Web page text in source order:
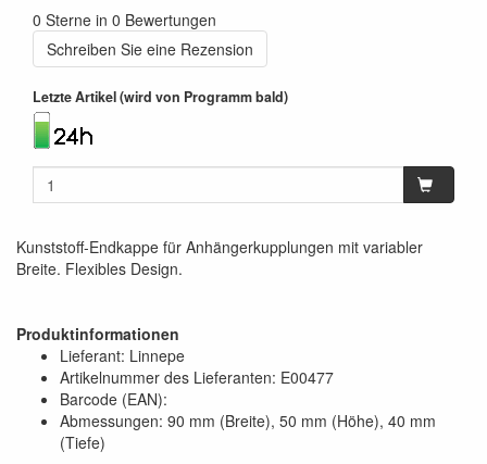
0 Sterne in 0 Bewertungen
Schreiben Sie eine Rezension
Letzte Artikel (wird von Programm bald)
Kunststoff-Endkappe für Anhängerkupplungen mit variabler
Breite. Flexibles Design.
Produktinformationen
Lieferant: Linnepe
Artikelnummer des Lieferanten: E00477
Barcode (EAN):
Abmessungen: 90 mm (Breite), 50 mm (Höhe), 40 mm
(Tiefe)